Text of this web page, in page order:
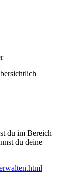
du im Bereich
du deine